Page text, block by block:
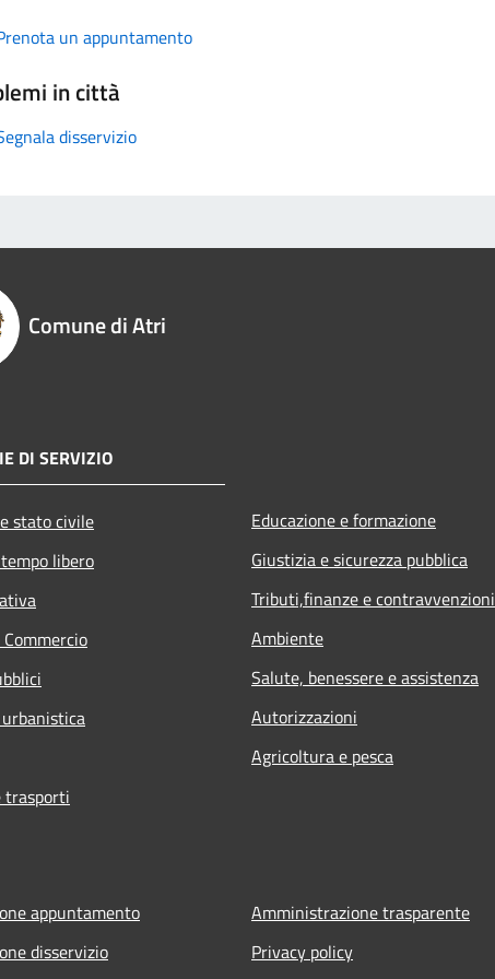
un appuntamento
in città
disservizio
Comune di Atri
DI SERVIZIO
stato civile
libero
trasporti
Educazione e formazione
Giustizia e sicurezza pubblica
Tributi,finanze e contravvenzioni
Ambiente
Salute, benessere e assistenza
Autorizzazioni
Agricoltura e pesca
appuntamento
disservizio
Amministrazione trasparente
Privacy policy